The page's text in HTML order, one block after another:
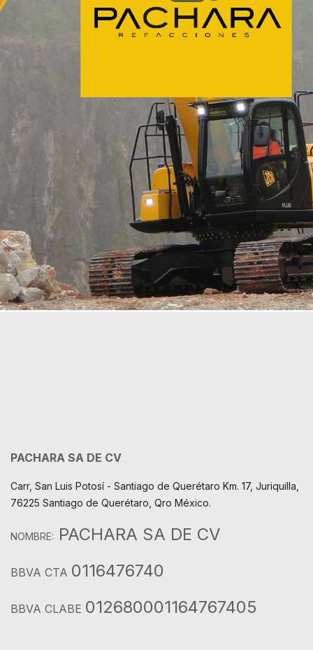
PACHARA SA DE CV
Carr, San Luis Potosí - Santiago de Querétaro Km. 17, Juriquilla,
76225 Santiago de Querétaro, Qro México.
NOMBRE: PACHARA SA DE CV
BBVA CTA 0116476740
BBVA CLABE 012680001164767405